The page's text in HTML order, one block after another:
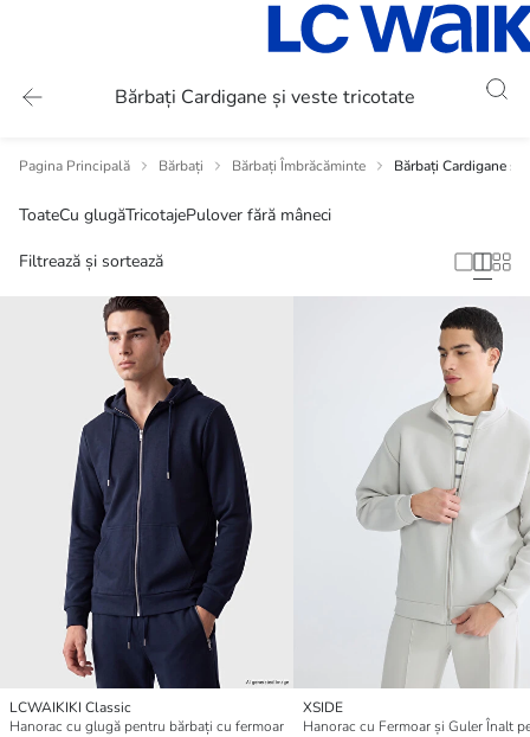
Bărbați Cardigane și veste tricotate
Pagina Principală Bărbați Bărbați Îmbrăcăminte Bărbați Cardigane și
ToateCu glugăTricotajePulover fără mâneci
Filtrează și sortează
LCWAIKIKI Classic
Hanorac cu glugă pentru bărbați cu fermoar
XSIDE